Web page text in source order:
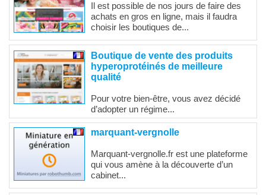
Il est possible de nos jours de faire des
achats en gros en ligne, mais il faudra
choisir les boutiques de...
Boutique de vente des produits
hyperoprotéinés de meilleure
qualité
Pour votre bien-être, vous avez décidé
d’adopter un régime...
marquant-vergnolle
Marquant-vergnolle.fr est une plateforme
qui vous amène à la découverte d’un
cabinet...